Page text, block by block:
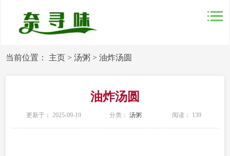
当前位置： 主页 >汤粥 >油炸汤圆
油炸汤圆
更新于： 2025-09-19 分类： 汤粥 阅读： 139